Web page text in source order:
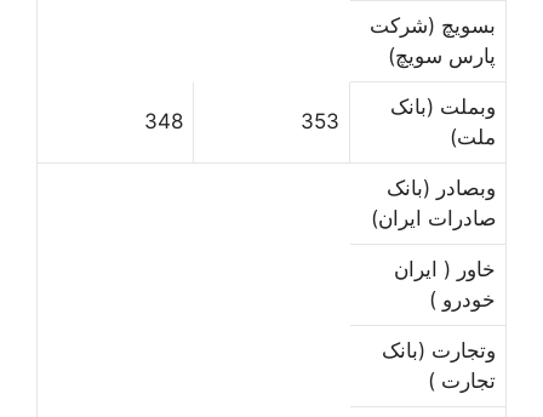
بسویچ (شرکت
پارس سویچ)
وبملت (بانک
ملت)
353
348
وبصادر (بانک
صادرات ایران)
خاور ( ایران
خودرو )
وتجارت (بانک
تجارت )